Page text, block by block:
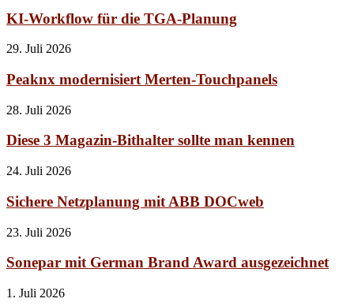
KI-Workflow für die TGA-Planung
29. Juli 2026
Peaknx modernisiert Merten-Touchpanels
28. Juli 2026
Diese 3 Magazin-Bithalter sollte man kennen
24. Juli 2026
Sichere Netzplanung mit ABB DOCweb
23. Juli 2026
Sonepar mit German Brand Award ausgezeichnet
1. Juli 2026